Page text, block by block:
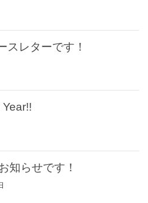
スレターです！
知らせです！